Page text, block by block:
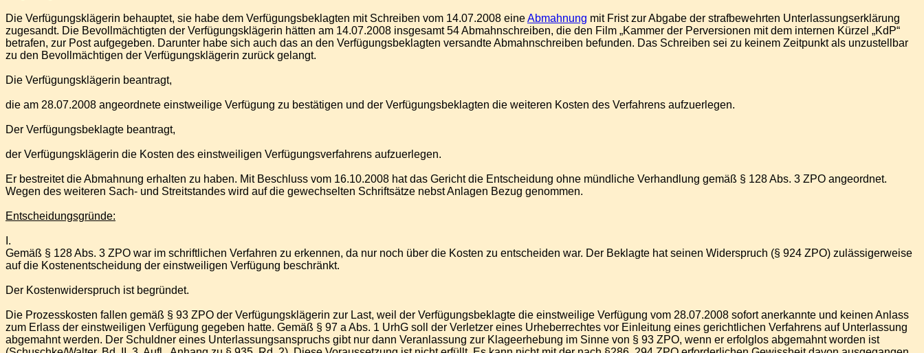
Die Verfügungsklägerin behauptet, sie habe dem Verfügungsbeklagten mit Schreiben vom 14.07.2008 eineAbmahnung mit Frist zur Abgabe der strafbewehrten Unterlassungserklärung
zugesandt. Die Bevollmächtigten der Verfügungsklägerin hätten am 14.07.2008 insgesamt 54 Abmahnschreiben, die den Film „Kammer der Perversionen mit dem internen Kürzel „KdP“
betrafen, zur Post aufgegeben. Darunter habe sich auch das an den Verfügungsbeklagten versandte Abmahnschreiben befunden. Das Schreiben sei zu keinem Zeitpunkt als unzustellbar
zu den Bevollmächtigen der Verfügungsklägerin zurück gelangt.
Die Verfügungsklägerin beantragt,
die am 28.07.2008 angeordnete einstweilige Verfügung zu bestätigen und der Verfügungsbeklagten die weiteren Kosten des Verfahrens aufzuerlegen.
Der Verfügungsbeklagte beantragt,
der Verfügungsklägerin die Kosten des einstweiligen Verfügungsverfahrens aufzuerlegen.
Er bestreitet die Abmahnung erhalten zu haben. Mit Beschluss vom 16.10.2008 hat das Gericht die Entscheidung ohne mündliche Verhandlung gemäß § 128 Abs. 3 ZPO angeordnet.
Wegen des weiteren Sach- und Streitstandes wird auf die gewechselten Schriftsätze nebst Anlagen Bezug genommen.
Entscheidungsgründe:
I.
Gemäß § 128 Abs. 3 ZPO war im schriftlichen Verfahren zu erkennen, da nur noch über die Kosten zu entscheiden war. Der Beklagte hat seinen Widerspruch (§ 924 ZPO) zulässigerweise
auf die Kostenentscheidung der einstweiligen Verfügung beschränkt.
Der Kostenwiderspruch ist begründet.
Die Prozesskosten fallen gemäß § 93 ZPO der Verfügungsklägerin zur Last, weil der Verfügungsbeklagte die einstweilige Verfügung vom 28.07.2008 sofort anerkannte und keinen Anlass
zum Erlass der einstweiligen Verfügung gegeben hatte. Gemäß § 97 a Abs. 1 UrhG soll der Verletzer eines Urheberrechtes vor Einleitung eines gerichtlichen Verfahrens auf Unterlassung
abgemahnt werden. Der Schuldner eines Unterlassungsanspruchs gibt nur dann Veranlassung zur Klageerhebung im Sinne von § 93 ZPO, wenn er erfolglos abgemahnt worden ist